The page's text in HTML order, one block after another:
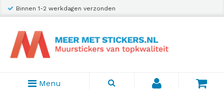
Binnen 1-2 werkdagen verzonden
Menu